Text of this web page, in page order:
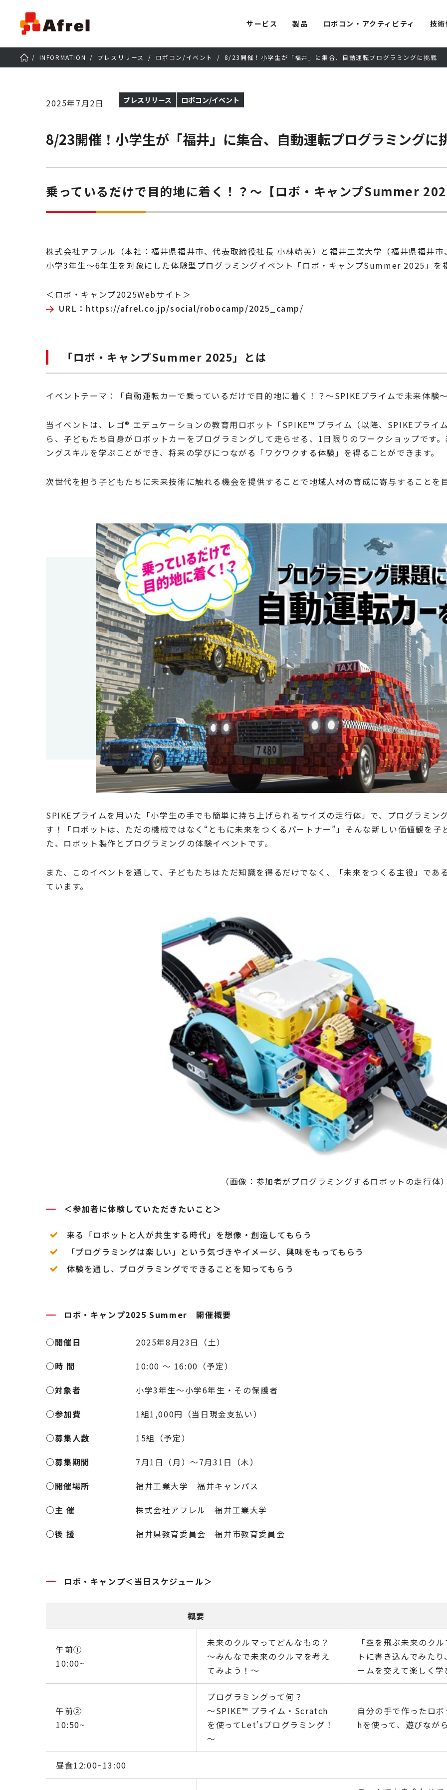
サービス 製品 ロボコン・アクティビティ 技
INFORMATION プレスリリース ロボコン/イベント 8/23開催！小学生が「福井」に集合、自動運転プログラミングに挑戦
2025年7月2日 プレスリリース ロボコン/イベント
8/23開催！小学生が「福井」に集合、自動運転プログラミングに
乗っているだけで目的地に着く！？～【ロボ・キャンプSummer
株式会社アフレル（本社：福井県福井市、代表取締役社長 小林靖英）と福井工業大学（福井県福井
小学3年生～6年生を対象にした体験型プログラミングイベント「ロボ・キャンプSummer 2025」を
＜ロボ・キャンプ2025Webサイト＞
URL：https://afrel.co.jp/social/robocamp/2025_camp/
「ロボ・キャンプSummer 2025」とは
イベントテーマ：「自動運転カーで乗っているだけで目的地に着く！？～SPIKEプライムで未来体験
当イベントは、レゴ® エデュケーションの教育用ロボット「SPIKE™ プライム（以降、SPIKEプライ
ら、子どもたち自身がロボットカーをプログラミングして走らせる、1日限りのワークショップです
ングスキルを学ぶことができ、将来の学びにつながる「ワクワクする体験」を得ることができます。
次世代を担う子どもたちに未来技術に触れる機会を提供することで地域人材の育成に寄与することを
SPIKEプライムを用いた「小学生の手でも簡単に持ち上げられるサイズの走行体」で、プログラミン
す！「ロボットは、ただの機械ではなく“ともに未来をつくるパートナー”」そんな新しい価値観を
た、ロボット製作とプログラミングの体験イベントです。
また、このイベントを通して、子どもたちはただ知識を得るだけでなく、「未来をつくる主役」で
ています。
（画像：参加者がプログラミングするロボットの走行体
＜参加者に体験していただきたいこと＞
来る「ロボットと人が共生する時代」を想像・創造してもらう
「プログラミングは楽しい」という気づきやイメージ、興味をもってもらう
体験を通し、プログラミングでできることを知ってもらう
ロボ・キャンプ2025 Summer 開催概要
○開催日
2025年8月23日（土）
○時 間
10:00 ～ 16:00（予定）
○対象者
小学3年生～小学6年生・その保護者
○参加費
1組1,000円（当日現金支払い）
○募集人数
15組（予定）
○募集期間
7月1日（月）～7月31日（木）
○開催場所
福井工業大学 福井キャンパス
○主 催
株式会社アフレル 福井工業大学
○後 援
福井県教育委員会 福井市教育委員会
ロボ・キャンプ＜当日スケジュール＞
概要
午前①
10:00~
未来のクルマってどんなもの？
～みんなで未来のクルマを考え
てみよう！～
「空を飛ぶ未来のク
トに書き込んでみた
ームを交えて楽しく
午前②
10:50~
プログラミングって何？
～SPIKE™ プライム・Scratch
を使ってLet’sプログラミング！
～
自分の手で作ったロ
hを使って、遊びなが
昼食12:00~13:00